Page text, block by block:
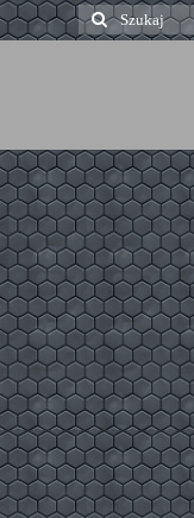
Szuklaj
w: